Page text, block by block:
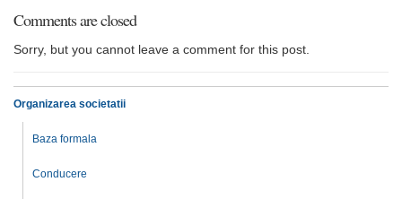
Comments are closed
Sorry, but you cannot leave a comment for this post.
Organizarea societatii
Baza formala
Conducere